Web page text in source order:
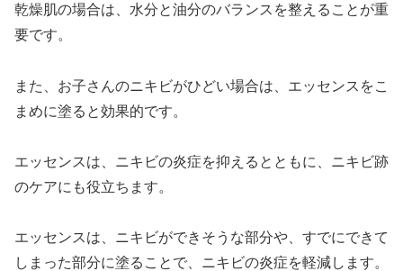
乾燥肌の場合は、水分と油分のバランスを整えることが重
要です。
また、お子さんのニキビがひどい場合は、エッセンスをこ
まめに塗ると効果的です。
エッセンスは、ニキビの炎症を抑えるとともに、ニキビ跡
のケアにも役立ちます。
エッセンスは、ニキビができそうな部分や、すでにできて
しまった部分に塗ることで、ニキビの炎症を軽減します。